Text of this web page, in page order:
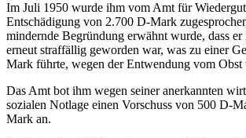
Im Juli 1950 wurde ihm vom Amt für
Entschädigung von 2.700 D-Mark
mindernde Begründung erwähnt wurde, dass
erneut straffällig geworden war, was zu einer
Mark führte, wegen der Entwendung vom Obst
Das Amt bot ihm wegen seiner anerkannten
sozialen Notlage einen Vorschuss von 500 D-
Mark an.